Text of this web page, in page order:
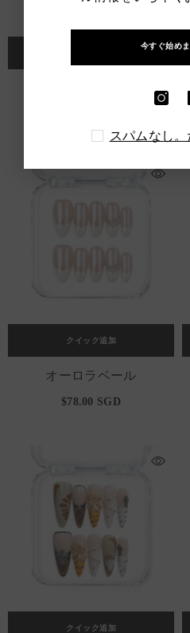
クイック追加
オーロラベール
$78.00 SGD
クイック追加
今すぐ始め
スパムなし。